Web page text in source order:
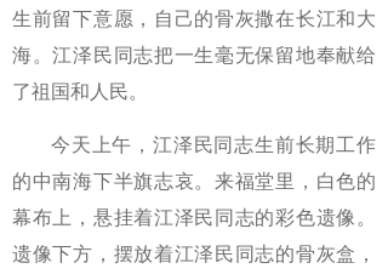
生前留下意愿，自己的骨灰撒在长江和大
海。江泽民同志把一生毫无保留地奉献给
了祖国和人民。
今天上午，江泽民同志生前长期工作
的中南海下半旗志哀。来福堂里，白色的
幕布上，悬挂着江泽民同志的彩色遗像。
遗像下方，摆放着江泽民同志的骨灰盒，